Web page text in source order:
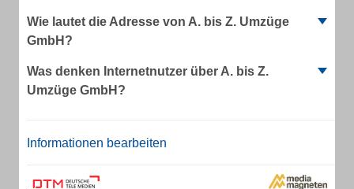
Wie lautet die Adresse von A. bis Z. Umzüge
GmbH?
Was denken Internetnutzer über A. bis Z.
Umzüge GmbH?
Informationen bearbeiten